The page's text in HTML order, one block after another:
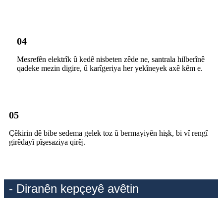
04
Mesrefên elektrîk û kedê nisbeten zêde ne, santrala hilberînê
qadeke mezin digire, û karîgeriya her yekîneyek axê kêm e.
05
Çêkirin dê bibe sedema gelek toz û bermayiyên hişk, bi vî rengî
girêdayî pîşesaziya qirêj.
- Diranên kepçeyê avêtin